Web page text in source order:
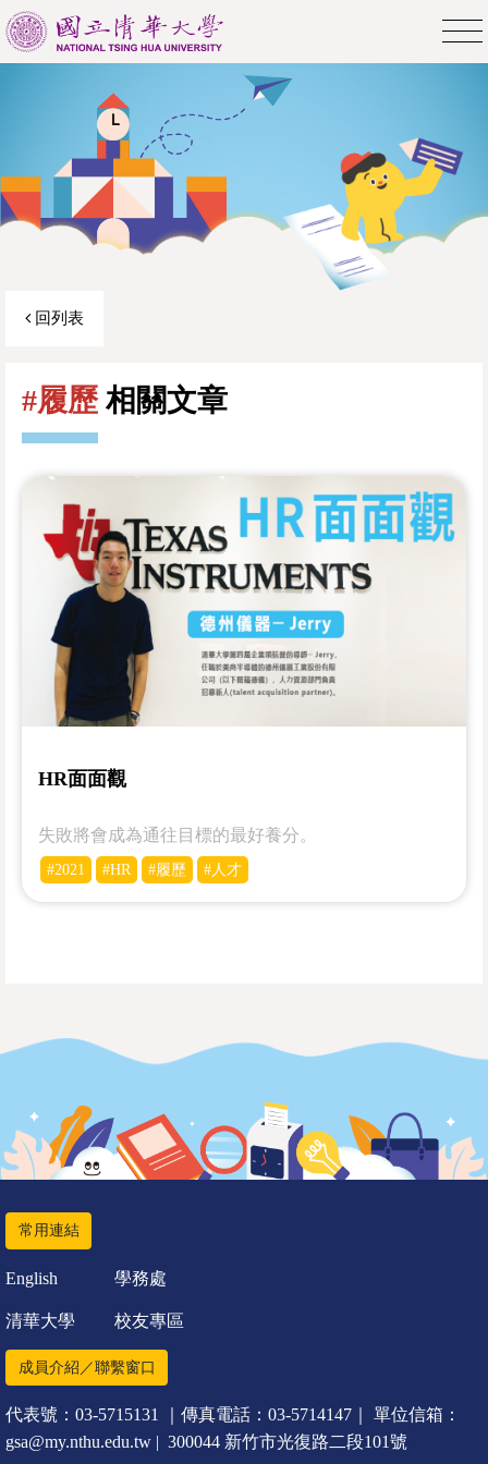
回列表
#履歷相關文章
HR面面觀
失敗將會成為通往目標的最好養分。
#2021 #HR #履歷 #人才
常用連結
English 學務處
清華大學 校友專區
成員介紹／聯繫窗口
代表號：03-5715131 ｜傳真電話：03-5714147｜ 單位信箱：
gsa@my.nthu.edu.tw | 300044 新竹市光復路二段101號